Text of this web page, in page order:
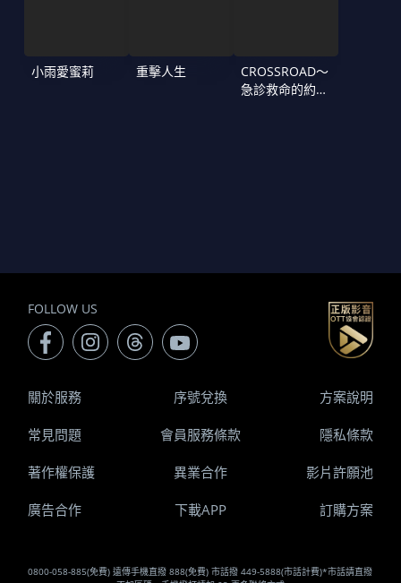
小雨愛蜜莉 重擊人生
CROSSROAD～
急診救命的約定
FOLLOW US
0800-058-885(免費) 遠傳手機直撥 888(免費) 市話撥 449-5888(市話計費)*市話請直撥
關於服務 序號兌換 方案說明
常見問題 會員服務條款 隱私條款
著作權保護 異業合作 影片許願池
廣告合作 下載APP 訂購方案